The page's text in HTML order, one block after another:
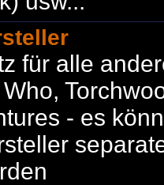
für alle
- es